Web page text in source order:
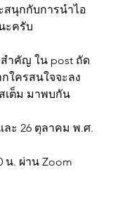
สนุกกับการนำไอ
ะครับ
ำคัญ ใน post ถัด
ใครสนใจจะลง
เต็ม มาพบกัน
ะ 26 ตุลาคม พ.ศ.
น. ผ่าน Zoom